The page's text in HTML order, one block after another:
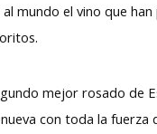
mundo el vino que
mejor rosado de
con toda la